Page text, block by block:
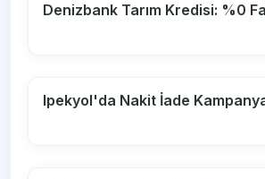
Denizbank Tarım Kredisi: %0
Ipekyol'da Nakit İade